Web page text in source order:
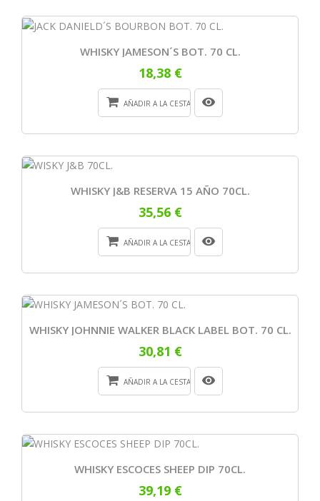
WHISKY JAMESON´S BOT. 70 CL.
18,38 €
AÑADIR A LA CESTA
WHISKY J&B RESERVA 15 AÑO 70CL.
35,56 €
AÑADIR A LA CESTA
WHISKY JOHNNIE WALKER BLACK LABEL BOT. 70 CL.
30,81 €
AÑADIR A LA CESTA
WHISKY ESCOCES SHEEP DIP 70CL.
39,19 €